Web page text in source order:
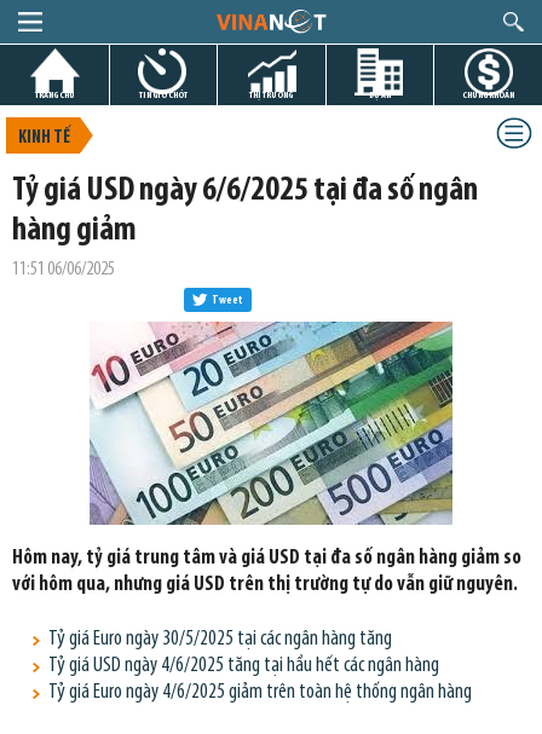
TRANG CHỦ TIN GIỜ CHÓT THỊ TRƯỜNG DỰ ÁN CHỨNG KHOÁN
KINH TẾ
Tỷ giá USD ngày 6/6/2025 tại đa số ngân
hàng giảm
11:51 06/06/2025
Tweet
Hôm nay, tỷ giá trung tâm và giá USD tại đa số ngân hàng giảm so
với hôm qua, nhưng giá USD trên thị trường tự do vẫn giữ nguyên.
Tỷ giá Euro ngày 30/5/2025 tại các ngân hàng tăng
Tỷ giá USD ngày 4/6/2025 tăng tại hầu hết các ngân hàng
Tỷ giá Euro ngày 4/6/2025 giảm trên toàn hệ thống ngân hàng